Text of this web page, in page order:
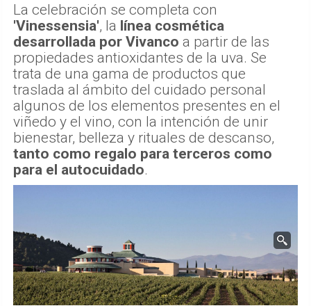
La celebración se completa con
'Vinessensia', la línea cosmética
desarrollada por Vivanco a partir de las
propiedades antioxidantes de la uva. Se
trata de una gama de productos que
traslada al ámbito del cuidado personal
algunos de los elementos presentes en el
viñedo y el vino, con la intención de unir
bienestar, belleza y rituales de descanso,
tanto como regalo para terceros como
para el autocuidado.